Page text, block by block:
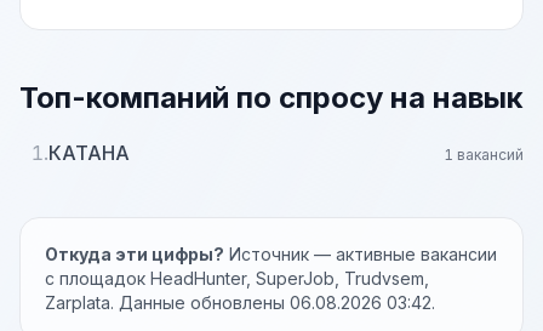
Топ-компаний по спросу на навык
1.КАТАНА 1 вакансий
Откуда эти цифры? Источник — активные вакансии
с площадок HeadHunter, SuperJob, Trudvsem,
Zarplata. Данные обновлены 06.08.2026 03:42.